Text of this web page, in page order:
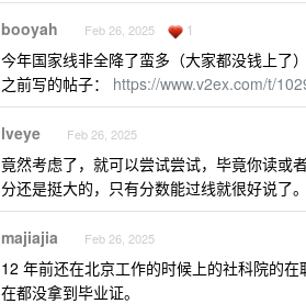
booyah Feb 26, 2025 1
今年国家线非全降了蛮多（大家都没钱上了
之前写的帖子： https://www.v2ex.com/t/
lveye Feb 26, 2025
竟然考虑了，就可以尝试尝试，毕竟你读或
分还是挺大的，只有分数能过线就很好说了。
majiajia Feb 26, 2025
12 年前还在北京工作的时候上的社科院的
在都没拿到毕业证。